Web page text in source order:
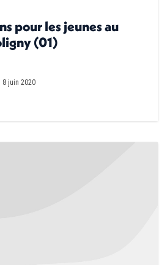
pour les jeunes au
(01)
8 juin 2020